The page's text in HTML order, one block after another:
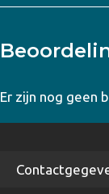
Er zijn nog geen